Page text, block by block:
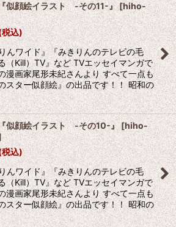
似顔絵イラスト -その11-』[hiho-
込)
んワイド』『みきりんのテレビの毛
（Kill）TV』など TVエッセイマンガで
漫画家尾形未紀さんより すべて一点も
スター似顔絵』の出品です！！ 昭和の
似顔絵イラスト -その10-』 [hiho-
込)
んワイド』『みきりんのテレビの毛
（Kill）TV』など TVエッセイマンガで
漫画家尾形未紀さんより すべて一点も
スター似顔絵』の出品です！！ 昭和の